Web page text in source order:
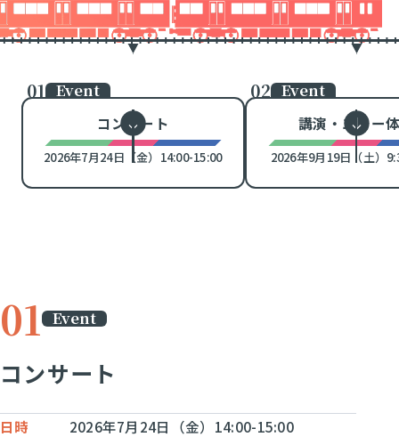
Event
コンサート
2026年7月24日（金）14:00-15:00
Event
講演・エコー
2026年9月19日（土）
Event
コンサート
日時
2026年7月24日（金）14:00-15:00